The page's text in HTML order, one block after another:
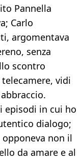
Pannella
Carlo
argomentava
senza
scontro
vidi
episodi in cui ho
dialogo;
opponeva non il
da amare e al